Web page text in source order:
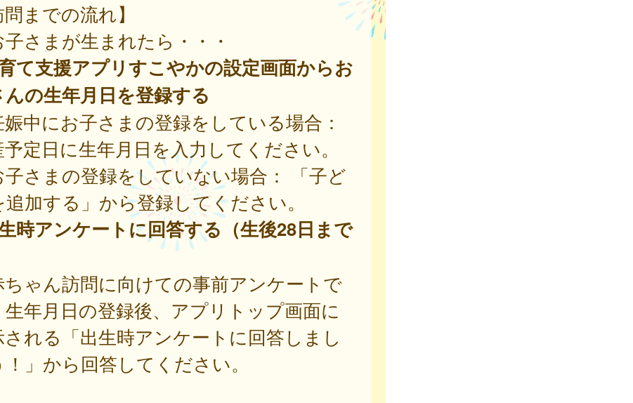
問までの流れ】
さまが生まれたら・・・
て支援アプリすこやかの設定画面からお
の生年月日を登録する
中にお子さまの登録をしている場合：
定日に生年月日を入力してください。
さまの登録をしていない場合： 「子ど
追加する」から登録してください。
時アンケートに回答する（生後28日まで
ゃん訪問に向けての事前アンケートで
生年月日の登録後、アプリトップ画面に
される「出生時アンケートに回答しまし
！」から回答してください。